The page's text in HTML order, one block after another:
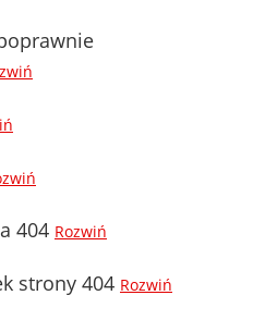
404 Rozwiń
strony 404 Rozwiń